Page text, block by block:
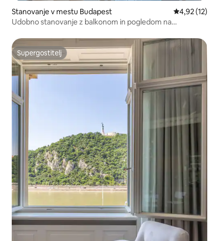
Stanovanje v mestu Budapest Povprečna
4,92 (12)
Udobno stanovanje z balkonom in pogledom na
Supergostitelj
Supergostitelj